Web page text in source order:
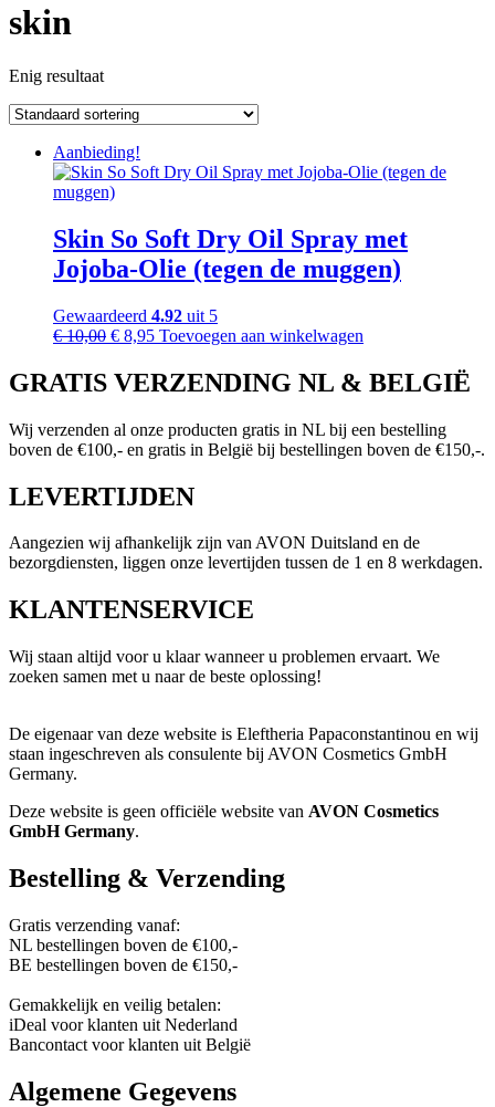
skin
Enig resultaat
Aanbieding!
Skin So Soft Dry Oil Spray met
Jojoba-Olie (tegen de muggen)
Gewaardeerd 4.92 uit 5
€10,00 Oorspronkelijke
was:
€ 10,00.
€ 8,95Huidige
is:
€ 8,95.
Toevoegen aan winkelwagen
GRATIS VERZENDING NL & BELGIË
Wij verzenden al onze producten gratis in NL bij een bestelling
boven de €100,- en gratis in België bij bestellingen boven de €150,-.
LEVERTIJDEN
Aangezien wij afhankelijk zijn van AVON Duitsland en de
bezorgdiensten, liggen onze levertijden tussen de 1 en 8 werkdagen.
KLANTENSERVICE
Wij staan altijd voor u klaar wanneer u problemen ervaart. We
zoeken samen met u naar de beste oplossing!
De eigenaar van deze website is Eleftheria Papaconstantinou en wij
staan ingeschreven als consulente bij AVON Cosmetics GmbH
Germany.
Deze website is geen officiële website van AVON Cosmetics
GmbH Germany.
Bestelling & Verzending
Gratis verzending vanaf:
NL bestellingen boven de €100,-
BE bestellingen boven de €150,-
Gemakkelijk en veilig betalen:
iDeal voor klanten uit Nederland
Bancontact voor klanten uit België
Algemene Gegevens